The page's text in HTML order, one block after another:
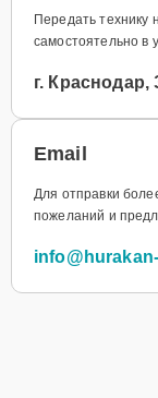
Передать технику
самостоятельно в
г. Краснодар,
Email
Для отправки
пожеланий и